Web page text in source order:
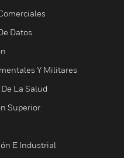
Datos
Y Militares
La Salud
Superior
E Industrial